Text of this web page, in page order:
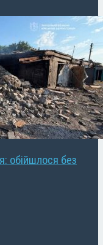
обійшлося без